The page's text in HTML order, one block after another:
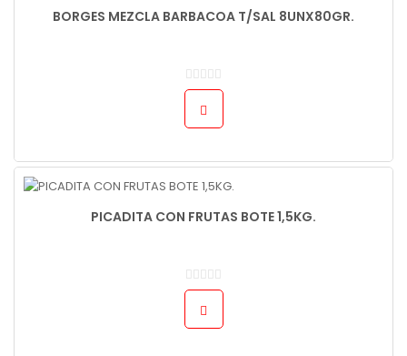
BORGES MEZCLA BARBACOA T/SAL 8UNX80GR.
PICADITA CON FRUTAS BOTE 1,5KG.